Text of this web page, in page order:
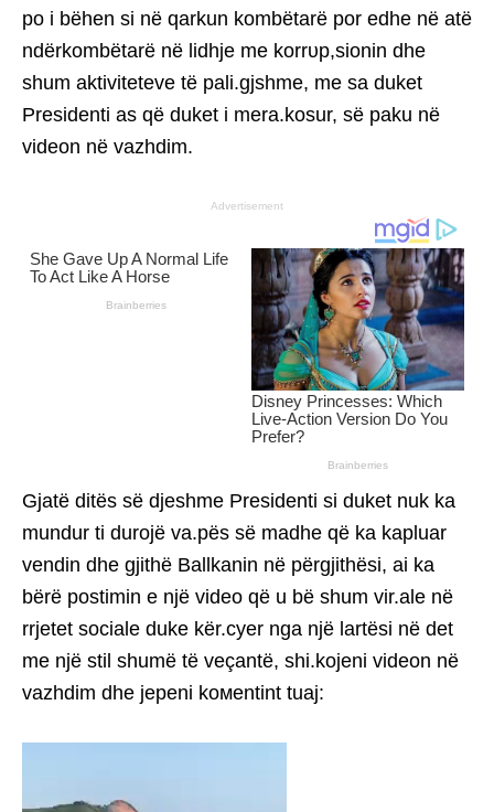
po i bëhen si në qarkun kombëtarë por edhe në atë
ndërkombëtarë në lidhje me korrυp,sionin dhe
shum aktiviteteve të pali.gjshme, me sa duket
Presidenti as që duket i mera.kosur, së paku në
videon në vazhdim.
Advertisement
Gjatë ditës së djeshme Presidenti si duket nuk ka
mundur ti durojë va.pës së madhe që ka kapluar
vendin dhe gjithë Ballkanin në përgjithësi, ai ka
bërë postimin e një video që u bë shum vir.ale në
rrjetet sociale duke kër.cyer nga një lartësi në det
me një stil shumë të veçantë, shi.kojeni videon në
vazhdim dhe jepeni koмentint tuaj: